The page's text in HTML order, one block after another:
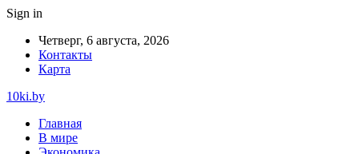
Sign in
Четверг, 6 августа, 2026
Контакты
Карта
10ki.by
Главная
В мире